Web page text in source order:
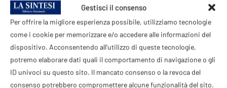
Gestisci il consenso
Per offrire la migliore esperienza possibile, utilizziamo tecnologie
come i cookie per memorizzare e/o accedere alle informazioni del
dispositivo. Acconsentendo all'utilizzo di queste tecnologie,
potremo elaborare dati quali il comportamento di navigazione o gli
ID univoci su questo sito. Il mancato consenso o la revoca del
consenso potrebbero compromettere alcune funzionalità del sito.